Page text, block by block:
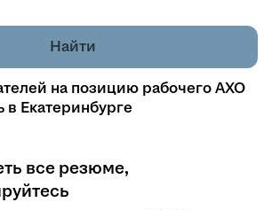
Найти
на позицию рабочего АХО
в Екатеринбурге
все резюме,